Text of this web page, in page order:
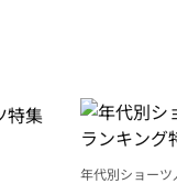
年代別ショー